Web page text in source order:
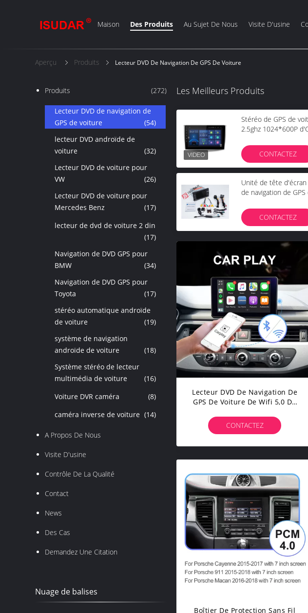
Maison Des Produits Au Sujet De Nous Visite D'usine
Aperçu Produits Lecteur DVD De Navigation De GPS De Voiture
Produits (272)
Lecteur DVD de navigation de
GPS de voiture
(54)
lecteur DVD androïde de
voiture
(32)
Lecteur DVD de voiture pour
VW
(26)
Lecteur DVD de voiture pour
Mercedes Benz
(17)
lecteur de dvd de voiture 2 din
(17)
Navigation de DVD GPS pour
BMW
(34)
Navigation de DVD GPS pour
Toyota
(17)
stéréo automatique androïde
de voiture
(19)
système de navigation
androïde de voiture
(18)
Système stéréo de lecteur
multimédia de voiture
(16)
Voiture DVR caméra
(8)
caméra inverse de voiture (14)
A Propos De Nous
Visite D'usine
Contrôle De La Qualité
Contact
News
Des Cas
Demandez Une Citation
Nuage de balises
Les Meilleurs Produits
Stéréo de GPS de
2.5ghz 1024*600P
CONTACTEZ
Unité de tête
de navigation de
CONTACTEZ
Lecteur DVD De Navigation De
GPS De Voiture De Wifi 5,0 De
A7 A8 Q2
CONTACTEZ
Boîtier De Protection Sans Fil